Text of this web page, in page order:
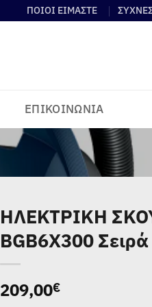
ΠΟΙΟΙ ΕΙΜΑΣΤΕ
ΕΠΙΚΟΙΝΩΝΙΑ
ΗΛΕΚΤΡΙΚΗ
BGB6X300
209,00€